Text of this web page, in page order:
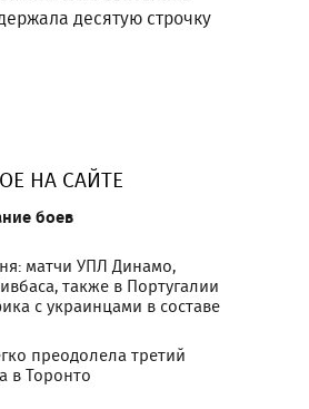
десятую строчку
НА САЙТЕ
боев
матчи УПЛ Динамо,
также в Португалии
с украинцами в составе
преодолела третий
в Торонто